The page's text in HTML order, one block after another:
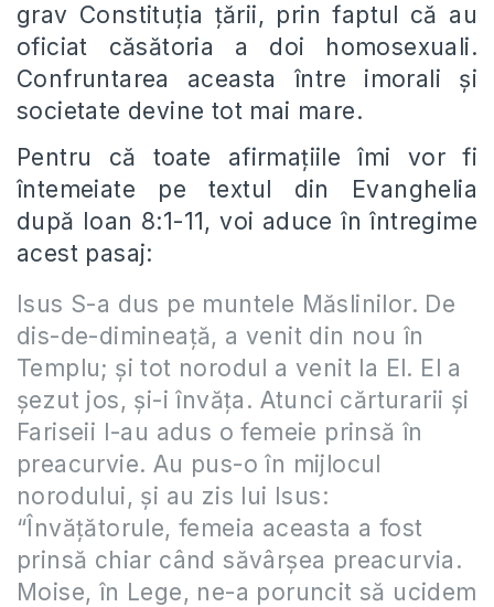
grav Constituția țării, prin faptul că au
oficiat căsătoria a doi homosexuali.
Confruntarea aceasta între imorali și
societate devine tot mai mare.
Pentru că toate afirmațiile îmi vor fi
întemeiate pe textul din Evanghelia
după Ioan 8:1-11, voi aduce în întregime
acest pasaj:
Isus S-a dus pe muntele Măslinilor. De
dis-de-dimineață, a venit din nou în
Templu; și tot norodul a venit la El. El a
șezut jos, și-i învăța. Atunci cărturarii și
Fariseii I-au adus o femeie prinsă în
preacurvie. Au pus-o în mijlocul
norodului, și au zis lui Isus:
“Învățătorule, femeia aceasta a fost
prinsă chiar când săvârșea preacurvia.
Moise, în Lege, ne-a poruncit să ucidem